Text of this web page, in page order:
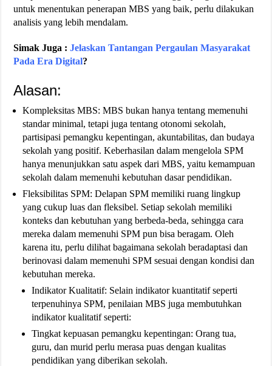
untuk menentukan penerapan MBS yang baik, perlu dilakukan
analisis yang lebih mendalam.
Simak Juga :Jelaskan Tantangan Pergaulan Masyarakat
Pada Era Digital?
Alasan:
Kompleksitas MBS: MBS bukan hanya tentang memenuhi
standar minimal, tetapi juga tentang otonomi sekolah,
partisipasi pemangku kepentingan, akuntabilitas, dan budaya
sekolah yang positif. Keberhasilan dalam mengelola SPM
hanya menunjukkan satu aspek dari MBS, yaitu kemampuan
sekolah dalam memenuhi kebutuhan dasar pendidikan.
Fleksibilitas SPM: Delapan SPM memiliki ruang lingkup
yang cukup luas dan fleksibel. Setiap sekolah memiliki
konteks dan kebutuhan yang berbeda-beda, sehingga cara
mereka dalam memenuhi SPM pun bisa beragam. Oleh
karena itu, perlu dilihat bagaimana sekolah beradaptasi dan
berinovasi dalam memenuhi SPM sesuai dengan kondisi dan
kebutuhan mereka.
Indikator Kualitatif: Selain indikator kuantitatif seperti
terpenuhinya SPM, penilaian MBS juga membutuhkan
indikator kualitatif seperti:
Tingkat kepuasan pemangku kepentingan: Orang tua,
guru, dan murid perlu merasa puas dengan kualitas
pendidikan yang diberikan sekolah.